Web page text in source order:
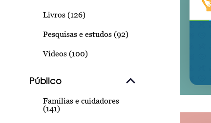
Livros (126)
Pesquisas e estudos (92)
Vídeos (100)
Público
Famílias e cuidadores
(141)